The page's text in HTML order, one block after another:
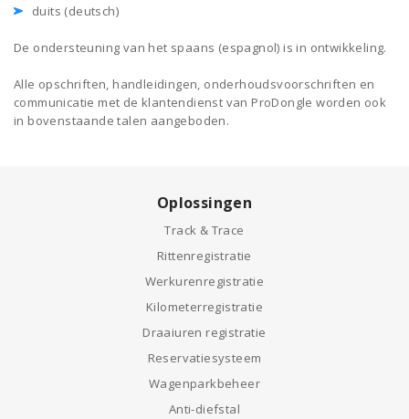
duits (deutsch)
De ondersteuning van het spaans (espagnol) is in ontwikkeling.
Alle opschriften, handleidingen, onderhoudsvoorschriften en
communicatie met de klantendienst van ProDongle worden ook
in bovenstaande talen aangeboden.
Oplossingen
Track & Trace
Rittenregistratie
Werkurenregistratie
Kilometerregistratie
Draaiuren registratie
Reservatiesysteem
Wagenparkbeheer
Anti-diefstal